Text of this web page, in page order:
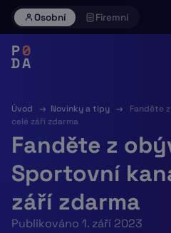
Skip
Osobní Firemní
Úvod → Novinky a tipy →
Fanděte
celé září zdarma
Fanděte z
Sportovní
září zdarma
Publikováno 1. září 2023